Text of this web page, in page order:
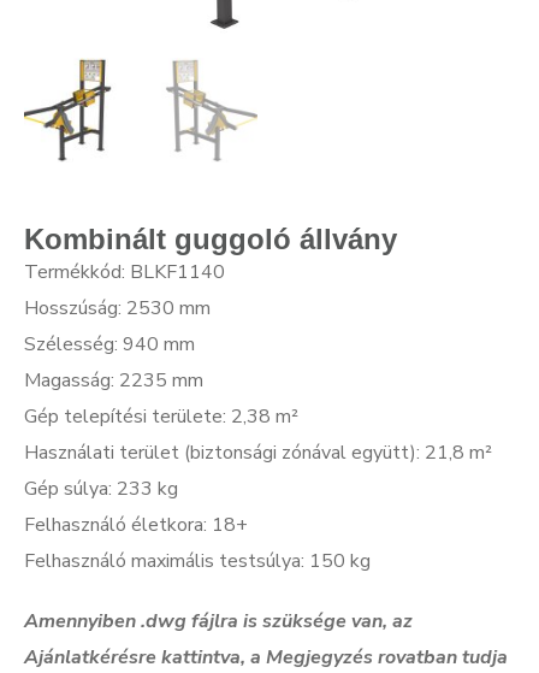
Kombinált guggoló állvány
Termékkód: BLKF1140
Hosszúság: 2530 mm
Szélesség: 940 mm
Magasság: 2235 mm
Gép telepítési területe: 2,38 m²
Használati terület (biztonsági zónával együtt): 21,8 m²
Gép súlya: 233 kg
Felhasználó életkora: 18+
Felhasználó maximális testsúlya: 150 kg
Amennyiben .dwg fájlra is szüksége van, az
Ajánlatkérésre kattintva, a Megjegyzés rovatban tudja